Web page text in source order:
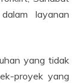
layanan
yang tidak
proyek yang